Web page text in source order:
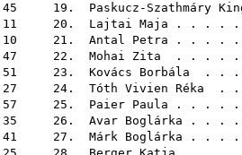
19. Paskucz-Szathmáry
20. Lajtai Maja . . . .
21. Antal Petra . . . .
22. Mohai Zita . . . .
23. Kovács Borbála . .
24. Tóth Vivien Réka . .
25. Paier Paula . . . .
26. Avar Boglárka . . .
27. Márk Boglárka . . .